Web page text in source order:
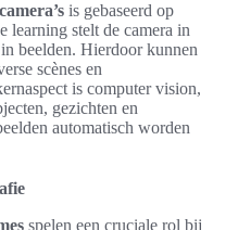
is gebaseerd op
learning stelt de camera in
beelden. Hierdoor kunnen
scènes en
is computer vision,
gezichten en
automatisch worden
spelen een cruciale rol bij